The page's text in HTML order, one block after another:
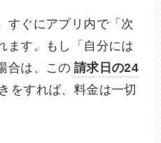
すぐにアプリ内で「次
ます。もし「自分には
合は、この 請求日の24
をすれば、料金は一切